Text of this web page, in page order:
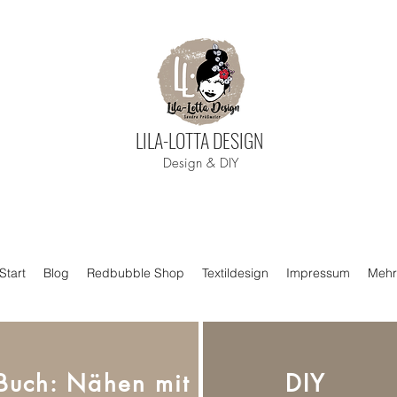
LILA-LOTTA DESIGN
Design & DIY​
Start Blog Redbubble Shop Textildesign Impressum Mehr
Nähen mit DIY